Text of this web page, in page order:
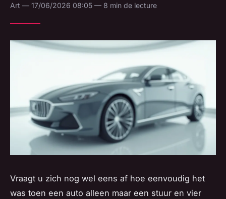
Art — 17/06/2026 08:05 — 8 min de lecture
Vraagt u zich nog wel eens af hoe eenvoudig het
was toen een auto alleen maar een stuur en vier